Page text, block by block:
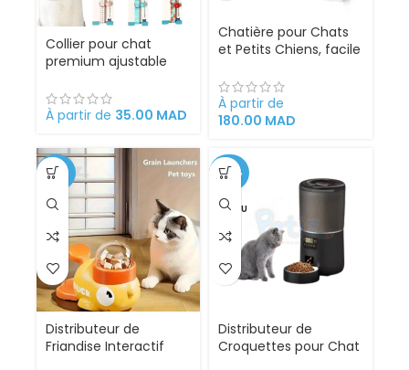
Collier pour chat
premium ajustable
chic
À partir de 35.00 MAD
Chatière pour Chats
et Petits Chiens, facile
À partir de
180.00 MAD
-20%
Distributeur de
Friandise Interactif
-40%
VENDU
Distributeur de
Croquettes pour Chat